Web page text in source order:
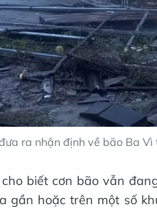
ra nhận định về bão Ba
biết cơn bão vẫn
gần hoặc trên một số